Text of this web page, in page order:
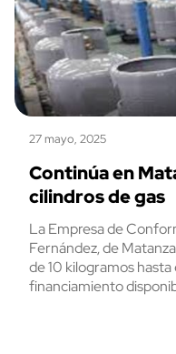
27 mayo, 2025
Continúa en
cilindros de gas
La Empresa de
Fernández, de
de 10 kilogramos
financiamiento